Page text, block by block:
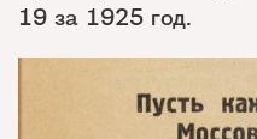
19 за 1925 год.